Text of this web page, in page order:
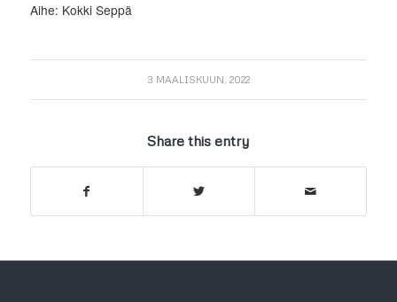
Aihe: Kokki Seppä
3 MAALISKUUN, 2022
Share this entry